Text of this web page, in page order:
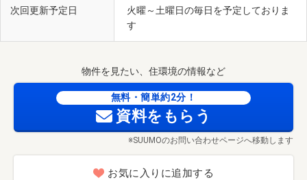
次回更新予定日
火曜～土曜日の毎日を予定しておりま
す
物件を見たい、住環境の情報など
無料・簡単約2分！
資料をもらう
※SUUMOのお問い合わせページへ移動します
お気に入りに追加する